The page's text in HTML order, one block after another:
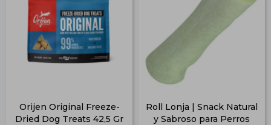
Orijen Original Freeze-
Dried Dog Treats 42,5 Gr
Roll Lonja | Snack Natural
y Sabroso para Perros